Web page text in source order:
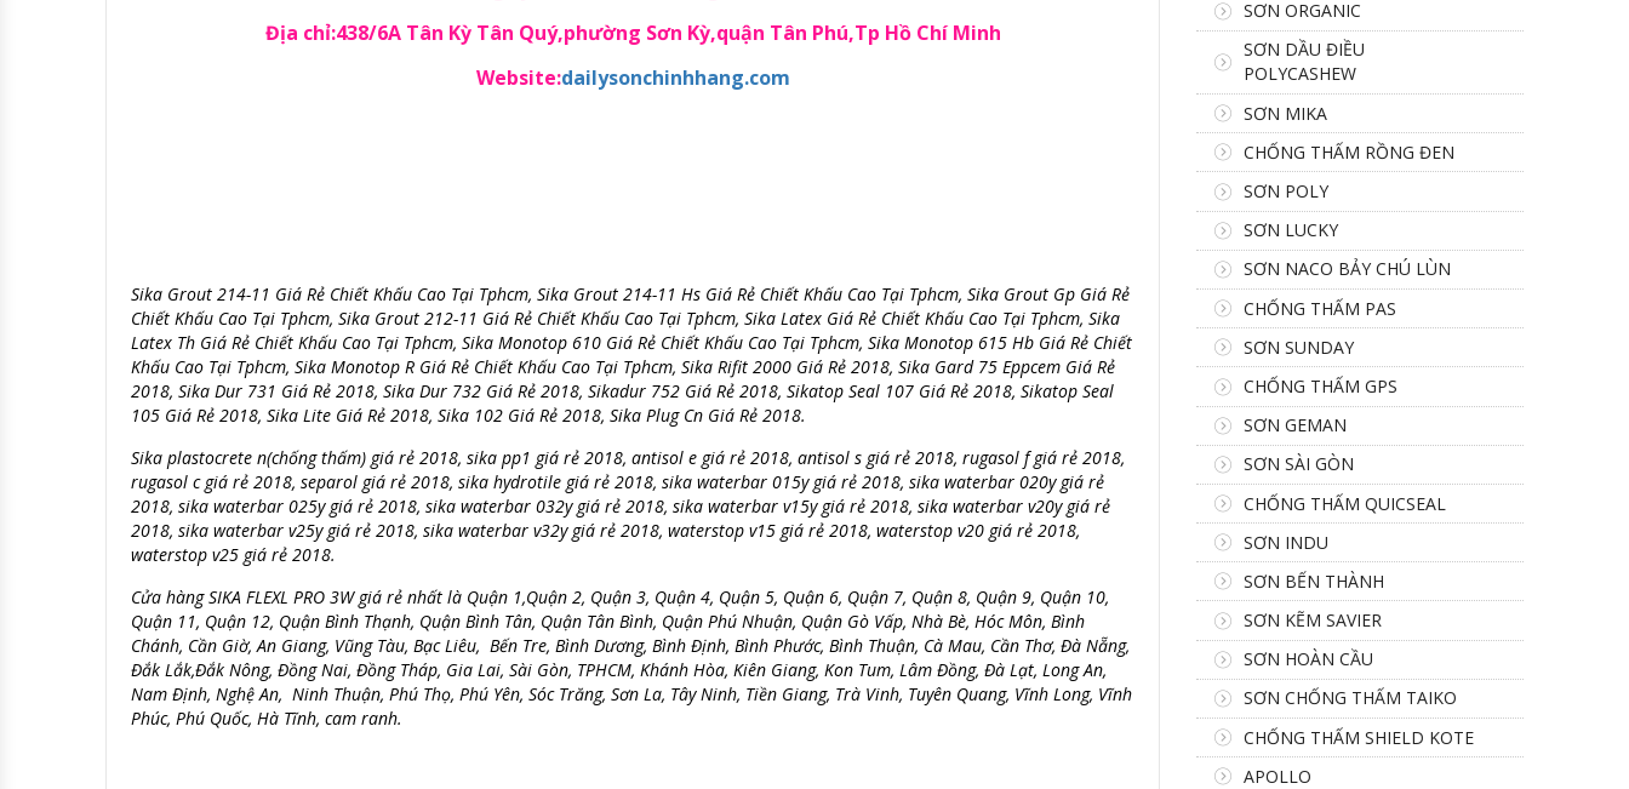
Địa chỉ:438/6A Tân Kỳ Tân Quý,phường Sơn Kỳ,quận Tân Phú,Tp Hồ Chí Minh
Website:dailysonchinhhang.com
Sika Grout 214-11 Giá Rẻ Chiết Khấu Cao Tại Tphcm, Sika Grout 214-11 Hs Giá Rẻ Chiết Khấu Cao Tại Tphcm, Sika Grout Gp Giá Rẻ
Chiết Khấu Cao Tại Tphcm, Sika Grout 212-11 Giá Rẻ Chiết Khấu Cao Tại Tphcm, Sika Latex Giá Rẻ Chiết Khấu Cao Tại Tphcm, Sika
Latex Th Giá Rẻ Chiết Khấu Cao Tại Tphcm, Sika Monotop 610 Giá Rẻ Chiết Khấu Cao Tại Tphcm, Sika Monotop 615 Hb Giá Rẻ Chiết
Khấu Cao Tại Tphcm, Sika Monotop R Giá Rẻ Chiết Khấu Cao Tại Tphcm, Sika Rifit 2000 Giá Rẻ 2018, Sika Gard 75 Eppcem Giá Rẻ
2018, Sika Dur 731 Giá Rẻ 2018, Sika Dur 732 Giá Rẻ 2018, Sikadur 752 Giá Rẻ 2018, Sikatop Seal 107 Giá Rẻ 2018, Sikatop Seal
105 Giá Rẻ 2018, Sika Lite Giá Rẻ 2018, Sika 102 Giá Rẻ 2018, Sika Plug Cn Giá Rẻ 2018.
Sika plastocrete n(chống thấm) giá rẻ 2018, sika pp1 giá rẻ 2018, antisol e giá rẻ 2018, antisol s giá rẻ 2018, rugasol f giá rẻ 2018,
rugasol c giá rẻ 2018, separol giá rẻ 2018, sika hydrotile giá rẻ 2018, sika waterbar 015y giá rẻ 2018, sika waterbar 020y giá rẻ
2018, sika waterbar 025y giá rẻ 2018, sika waterbar 032y giá rẻ 2018, sika waterbar v15y giá rẻ 2018, sika waterbar v20y giá rẻ
2018, sika waterbar v25y giá rẻ 2018, sika waterbar v32y giá rẻ 2018, waterstop v15 giá rẻ 2018, waterstop v20 giá rẻ 2018,
waterstop v25 giá rẻ 2018.
Cửa hàng SIKA FLEXL PRO 3W giá rẻ nhất là Quận 1,Quận 2, Quận 3, Quận 4, Quận 5, Quận 6, Quận 7, Quận 8, Quận 9, Quận 10,
Quận 11, Quận 12, Quận Bình Thạnh, Quận Bình Tân, Quận Tân Bình, Quận Phú Nhuận, Quận Gò Vấp, Nhà Bè, Hóc Môn, Bình
Chánh, Cần Giờ, An Giang, Vũng Tàu, Bạc Liêu, Bến Tre, Bình Dương, Bình Định, Bình Phước, Bình Thuận, Cà Mau, Cần Thơ, Đà Nẵng,
Đắk Lắk,Đắk Nông, Đồng Nai, Đồng Tháp, Gia Lai, Sài Gòn, TPHCM, Khánh Hòa, Kiên Giang, Kon Tum, Lâm Đồng, Đà Lạt, Long An,
Nam Định, Nghệ An, Ninh Thuận, Phú Thọ, Phú Yên, Sóc Trăng, Sơn La, Tây Ninh, Tiền Giang, Trà Vinh, Tuyên Quang, Vĩnh Long, Vĩnh
Phúc, Phú Quốc, Hà Tĩnh, cam ranh.
SƠN ORGANIC
SƠN DẦU ĐIỀU
POLYCASHEW
SƠN MIKA
CHỐNG THẤM RỒNG ĐEN
SƠN POLY
SƠN LUCKY
SƠN NACO BẢY CHÚ LÙN
CHỐNG THẤM PAS
SƠN SUNDAY
CHỐNG THẤM GPS
SƠN GEMAN
SƠN SÀI GÒN
CHỐNG THẤM QUICSEAL
SƠN INDU
SƠN BẾN THÀNH
SƠN KẼM SAVIER
SƠN HOÀN CẦU
SƠN CHỐNG THẤM TAIKO
CHỐNG THẤM SHIELD KOTE
APOLLO